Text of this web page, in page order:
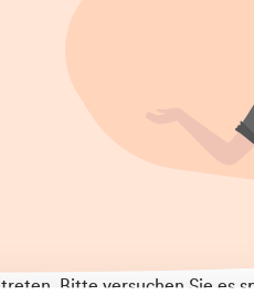
Bitte versuchen Sie es